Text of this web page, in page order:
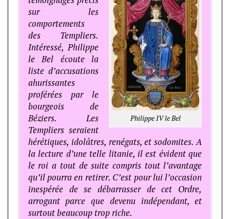
Philippe IV le Bel
sur les
comportements
des Templiers.
Intéressé, Philippe
le Bel écoute la
liste d’accusations
ahurissantes
proférées par le
bourgeois de
Béziers. Les
Templiers seraient
hérétiques, idolâtres, renégats, et sodomites. A
la lecture d’une telle litanie, il est évident que
le roi a tout de suite compris tout l’avantage
qu’il pourra en retirer. C’est pour lui l’occasion
inespérée de se débarrasser de cet Ordre,
arrogant parce que devenu indépendant, et
surtout beaucoup trop riche.